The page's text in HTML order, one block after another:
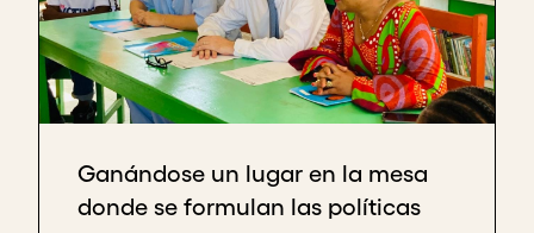
Ganándose un lugar en la mesa
donde se formulan las políticas